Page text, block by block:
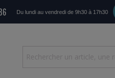
Du lundi au vendredi de 9h30 à 17h30